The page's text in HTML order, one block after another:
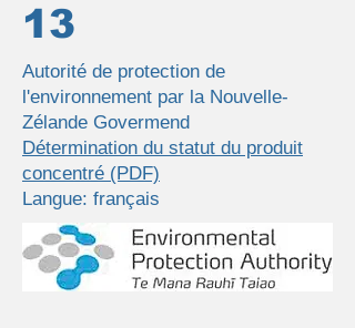
13
Autorité de protection de
l'environnement par la Nouvelle-
Zélande Govermend
Détermination du statut du produit
concentré (PDF)
Langue: français